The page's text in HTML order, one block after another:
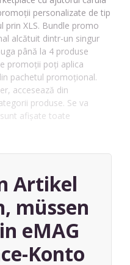
personalizate de tip
XLS. Bundle promo
alcătuit dintr-un singur
până la 4 produse
promoții poți aplica
pachetul promoțional.
accesează din
produse. Se va
afișate toate
Artikel
müssen
eMAG
Konto